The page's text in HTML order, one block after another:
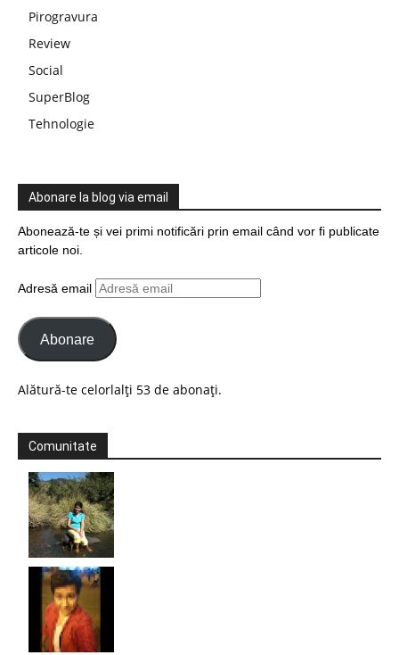
Pirogravura
Review
Social
SuperBlog
Tehnologie
Abonare la blog via email
Abonează-te și vei primi notificări prin email când vor fi publicate
articole noi.
Adresă email
Abonare
Alătură-te celorlalți 53 de abonați.
Comunitate